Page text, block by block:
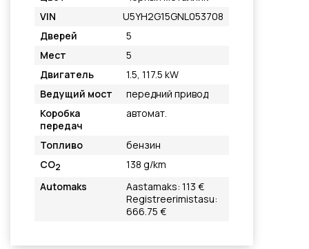
VIN
U5YH2G15GNL053708
Дверей
5
Мест
5
Двигатель
1.5, 117.5 kW
Ведущий мост
передний привод
Коробка
передач
автомат.
Топливо
бензин
CO2
138 g/km
Automaks
Aastamaks: 113 €
Registreerimistasu:
666.75 €